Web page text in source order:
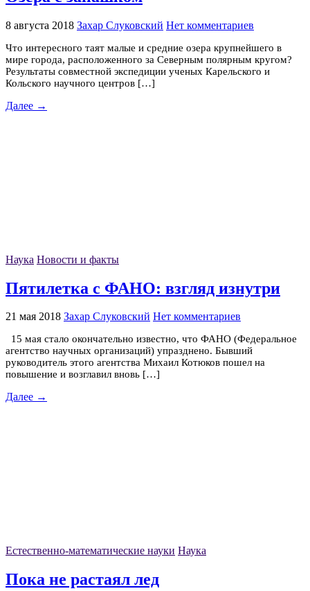
8 августа 2018 Захар Слуковский Нет комментариев
Что интересного таят малые и средние озера крупнейшего в
мире города, расположенного за Северным полярным кругом?
Результаты совместной экспедиции ученых Карельского и
Кольского научного центров […]
Далее →
Наука Новости и факты
Пятилетка с ФАНО: взгляд изнутри
21 мая 2018 Захар Слуковский Нет комментариев
15 мая стало окончательно известно, что ФАНО (Федеральное
агентство научных организаций) упразднено. Бывший
руководитель этого агентства Михаил Котюков пошел на
повышение и возглавил вновь […]
Далее →
Естественно-математические науки Наука
Пока не растаял лед